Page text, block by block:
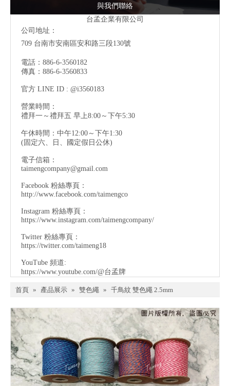
與我們聯絡
台孟企業有限公司
公司地址：
709 台南市安南區安和路三段130號
電話：886-6-3560182
傳真：886-6-3560833
官方 LINE ID : @i3560183
營業時間：
禮拜一～禮拜五 早上8:00～下午5:30
午休時間：中午12:00～下午1:30
(固定六、日、國定假日公休)
電子信箱：
taimengcompany@gmail.com
Facebook 粉絲專頁：
http://www.facebook.com/taimengco
Instagram 粉絲專頁：
https://www.instagram.com/taimengcompany/
Twitter 粉絲專頁：
https://twitter.com/taimeng18
YouTube 頻道:
https://www.youtube.com/@台孟牌
首頁 » 產品展示 » 雙色繩 » 千鳥紋 雙色繩 2.5mm